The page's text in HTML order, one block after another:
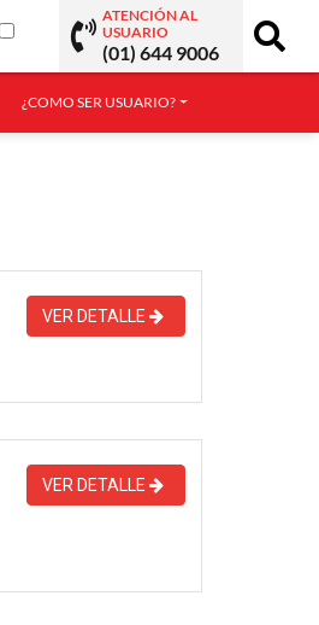
ATENCIÓN AL
USUARIO
(01) 644 9006
¿COMO SER USUARIO?
VER DETALLE
VER DETALLE